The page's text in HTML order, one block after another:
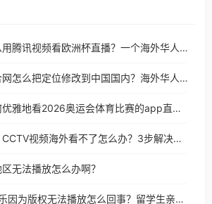
马来西亚怎么用腾讯视频看欧洲杯直播？一个海外华人的真实困扰与破解
在美国用百合网怎么把定位修改到中国国内？海外华人必备的回国加速指南
在海外，如何优雅地看2026奥运会体育比赛的app直播？
海外党必看：CCTV视频海外看不了怎么办？3步解决地区限制+追剧自由
无法播放怎么办啊？
在国外QQ音乐因为版权无法播放怎么回事？留学生亲测有效的解决办法